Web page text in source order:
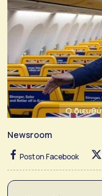
Ο
Newsroom
Post on Facebook